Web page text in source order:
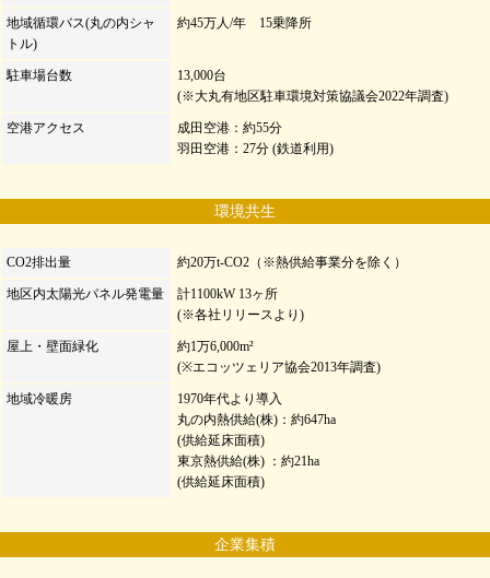
地域循環バス(丸の内シャ
トル)
約45万人/年 15乗降所
駐車場台数
13,000台
(※大丸有地区駐車環境対策協議会2022年調査)
空港アクセス
成田空港：約55分
羽田空港：27分 (鉄道利用)
環境共生
CO2排出量 約20万t-CO2（※熱供給事業分を除く）
地区内太陽光パネル発電量
計1100kW 13ヶ所
(※各社リリースより)
屋上・壁面緑化
約1万6,000m²
(※エコッツェリア協会2013年調査)
地域冷暖房
1970年代より導入
丸の内熱供給(株)：約647ha
(供給延床面積)
東京熱供給(株) ：約21ha
(供給延床面積)
企業集積